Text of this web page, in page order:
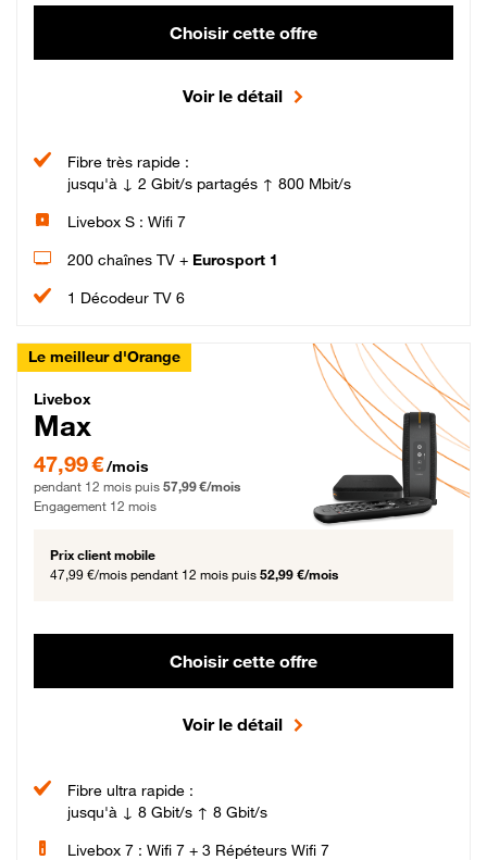
Choisir cette offre
Voir le détail
Fibre très rapide :
jusqu'à ↓ 2 Gbit/s partagés ↑ 800 Mbit/s
Livebox S : Wifi 7
200 chaînes TV + Eurosport 1
1 Décodeur TV 6
Le meilleur d'Orange
Livebox Max Fibre
Livebox
Max
47,99 € par mois pendant 12 mois puis 57,99 € par mois, Engagement 12 mois
47,99 €/mois
pendant 12 mois puis 57,99 €/mois
Engagement 12 mois
Prix client mobile
47,99 €/mois pendant 12 mois puis 52,99 €/mois
Choisir cette offre
Voir le détail
Fibre ultra rapide :
jusqu'à ↓ 8 Gbit/s ↑ 8 Gbit/s
Livebox 7 : Wifi 7 + 3 Répéteurs Wifi 7